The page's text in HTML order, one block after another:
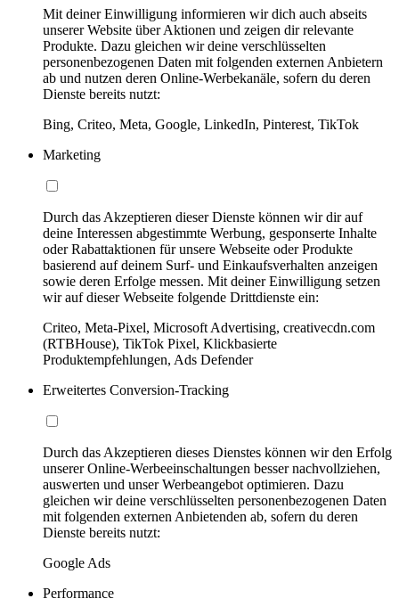
Mit deiner Einwilligung informieren wir dich auch abseits
unserer Website über Aktionen und zeigen dir relevante
Produkte. Dazu gleichen wir deine verschlüsselten
personenbezogenen Daten mit folgenden externen Anbietern
ab und nutzen deren Online-Werbekanäle, sofern du deren
Dienste bereits nutzt:
Bing, Criteo, Meta, Google, LinkedIn, Pinterest, TikTok
Marketing
Durch das Akzeptieren dieser Dienste können wir dir auf
deine Interessen abgestimmte Werbung, gesponserte Inhalte
oder Rabattaktionen für unsere Webseite oder Produkte
basierend auf deinem Surf- und Einkaufsverhalten anzeigen
sowie deren Erfolge messen. Mit deiner Einwilligung setzen
wir auf dieser Webseite folgende Drittdienste ein:
Criteo, Meta-Pixel, Microsoft Advertising, creativecdn.com
(RTBHouse), TikTok Pixel, Klickbasierte
Produktempfehlungen, Ads Defender
Erweitertes Conversion-Tracking
Durch das Akzeptieren dieses Dienstes können wir den Erfolg
unserer Online-Werbeeinschaltungen besser nachvollziehen,
auswerten und unser Werbeangebot optimieren. Dazu
gleichen wir deine verschlüsselten personenbezogenen Daten
mit folgenden externen Anbietenden ab, sofern du deren
Dienste bereits nutzt:
Google Ads
Performance